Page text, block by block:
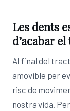
Les dents
d’acabar
Al final del
amovible per
risc de
nostra vida.